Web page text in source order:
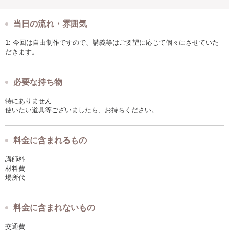
当日の流れ・雰囲気
1: 今回は自由制作ですので、講義等はご要望に応じて個々にさせていた
だきます。
必要な持ち物
特にありません
使いたい道具等ございましたら、お持ちください。
料金に含まれるもの
講師料
材料費
場所代
料金に含まれないもの
交通費